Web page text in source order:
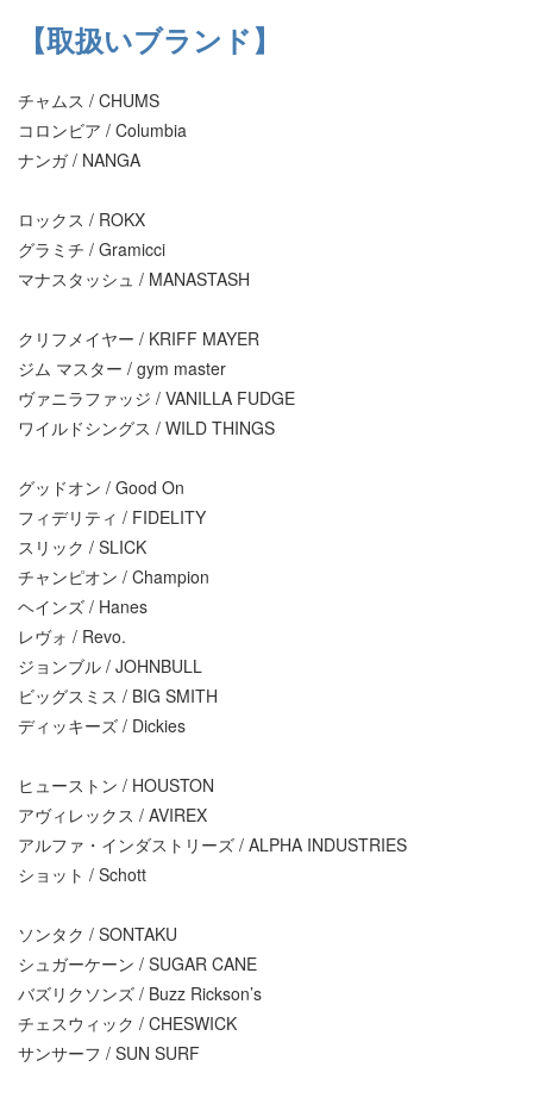
【取扱いブランド】
チャムス / CHUMS
コロンビア / Columbia
ナンガ / NANGA
ロックス / ROKX
グラミチ / Gramicci
マナスタッシュ / MANASTASH
クリフメイヤー / KRIFF MAYER
ジム マスター / gym master
ヴァニラファッジ / VANILLA FUDGE
ワイルドシングス / WILD THINGS
グッドオン / Good On
フィデリティ / FIDELITY
スリック / SLICK
チャンピオン / Champion
ヘインズ / Hanes
レヴォ / Revo.
ジョンブル / JOHNBULL
ビッグスミス / BIG SMITH
ディッキーズ / Dickies
ヒューストン / HOUSTON
アヴィレックス / AVIREX
アルファ・インダストリーズ / ALPHA INDUSTRIES
ショット / Schott
ソンタク / SONTAKU
シュガーケーン / SUGAR CANE
バズリクソンズ / Buzz Rickson’s
チェスウィック / CHESWICK
サンサーフ / SUN SURF